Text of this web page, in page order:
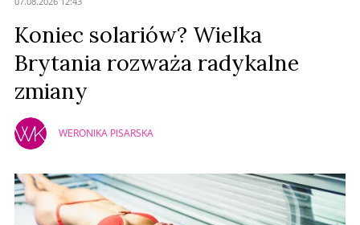
Koniec solariów? Wielka
Brytania rozważa radykalne
zmiany
WERONIKA PISARSKA